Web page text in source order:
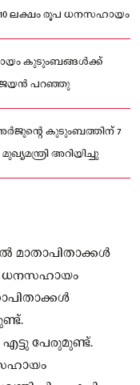
10 ലക്ഷം രൂപ ധനസഹായം
കുടുംബങ്ങള്‍ക്ക്
പറഞ്ഞു
അര്‍ജുന്റെ കുടുംബത്തിന് 7
അറിയിച്ചു
മാതാപിതാക്കള്‍
ധനസഹായം
എട്ടു പേരുമുണ്ട്.